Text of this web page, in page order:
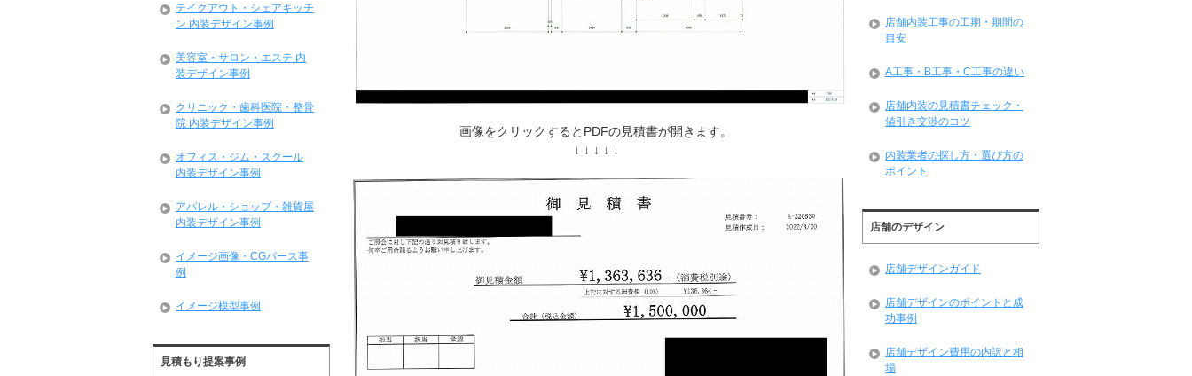
画像をクリックするとPDFの見積書が開きます。
↓ ↓ ↓ ↓ ↓
テイクアウト・シェアキッチ
ン 内装デザイン事例
美容室・サロン・エステ 内
装デザイン事例
クリニック・歯科医院・整骨
院 内装デザイン事例
オフィス・ジム・スクール
内装デザイン事例
アパレル・ショップ・雑貨屋
内装デザイン事例
イメージ画像・CGパース事
例
イメージ模型事例
見積もり提案事例
店舗内装工事の工期・期間の
目安
A工事・B工事・C工事の違い
店舗内装の見積書チェック・
値引き交渉のコツ
内装業者の探し方・選び方の
ポイント
店舗のデザイン
店舗デザインガイド
店舗デザインのポイントと成
功事例
店舗デザイン費用の内訳と相
場